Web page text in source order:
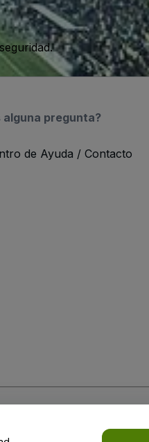
alguna pregunta?
de Ayuda / Contacto
y de laPolítica